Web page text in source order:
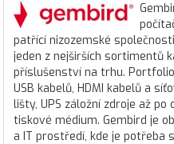
patřící nizozemské
jeden z nejširších sortimentů
příslušenství na trhu.
USB kabelů, HDMI kabelů a
lišty, UPS záložní zdroje až po
tiskové médium. Gembird je
a IT prostředí, kde je potřeba